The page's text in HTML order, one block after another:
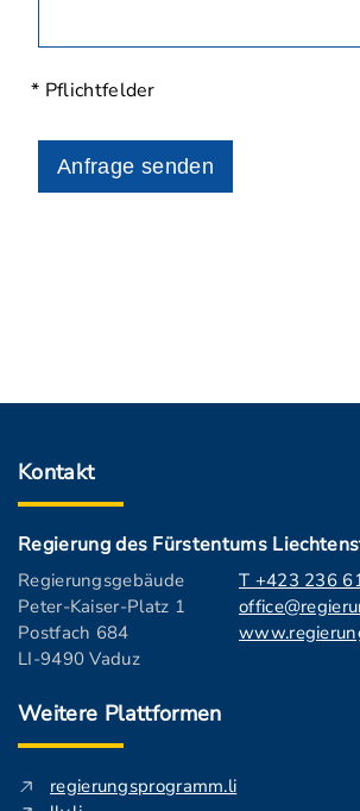
* Pflichtfelder
Anfrage senden
Kontakt
Regierung des Fürstentums
Regierungsgebäude
Peter-Kaiser-Platz 1
Postfach 684
LI-9490 Vaduz
T +423 236
Weitere Plattformen
regierungsprogramm.li